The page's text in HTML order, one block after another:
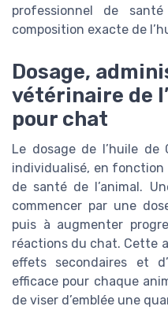
professionnel de
composition exacte de
Dosage,
vétérinaire de
pour chat
Le dosage de l’huile
individualisé, en fonction
de santé de l’animal.
commencer par une
puis à augmenter
réactions du chat. Cette
effets secondaires et
efficace pour chaque
de viser d’emblée une